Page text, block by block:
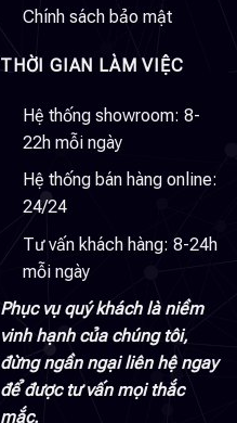
Chính sách bảo mật
THỜI GIAN LÀM VIỆC
Hệ thống showroom: 8-
22h mỗi ngày
Hệ thống bán hàng online:
24/24
Tư vấn khách hàng: 8-24h
mỗi ngày
Phục vụ quý khách là niềm
vinh hạnh của chúng tôi,
đừng ngần ngại liên hệ ngay
để được tư vấn mọi thắc
mắc.